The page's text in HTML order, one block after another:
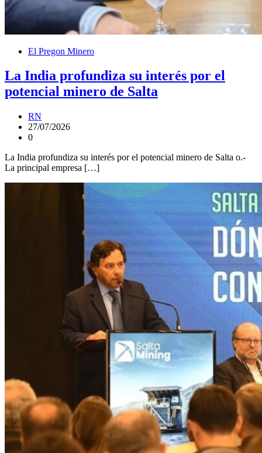
El Pregon Minero
La India profundiza su interés por el
potencial minero de Salta
RN
27/07/2026
0
La India profundiza su interés por el potencial minero de Salta o.-
La principal empresa […]